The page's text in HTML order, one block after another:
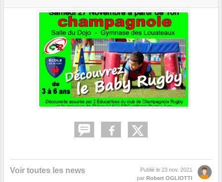
Voir toutes les news Publié le 23 nov. 2021
par Robert OGLIOTTI